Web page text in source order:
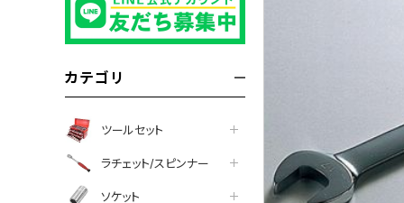
カテゴリ
ツールセット
ラチェット/スピンナー
ソケット